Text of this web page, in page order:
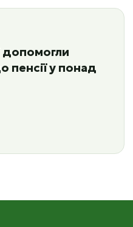
допомогли
пенсії у понад